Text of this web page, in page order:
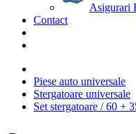
Asigurari
Contact
Piese auto universale
Stergatoare universale
Set stergatoare / 60 +